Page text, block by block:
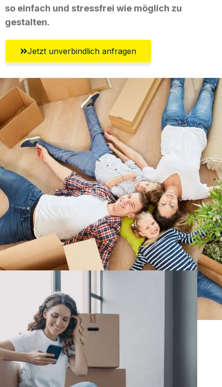
so einfach und stressfrei wie möglich zu
gestalten.
Jetzt unverbindlich anfragen